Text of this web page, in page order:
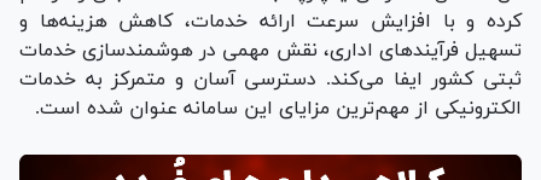
کرده و با افزایش سرعت ارائه خدمات، کاهش هزینه‌ها و
تسهیل فرآیند‌های اداری، نقش مهمی در هوشمندسازی خدمات
ثبتی کشور ایفا می‌کند. دسترسی آسان و متمرکز به خدمات
الکترونیکی از مهم‌ترین مزایای این سامانه عنوان شده است.